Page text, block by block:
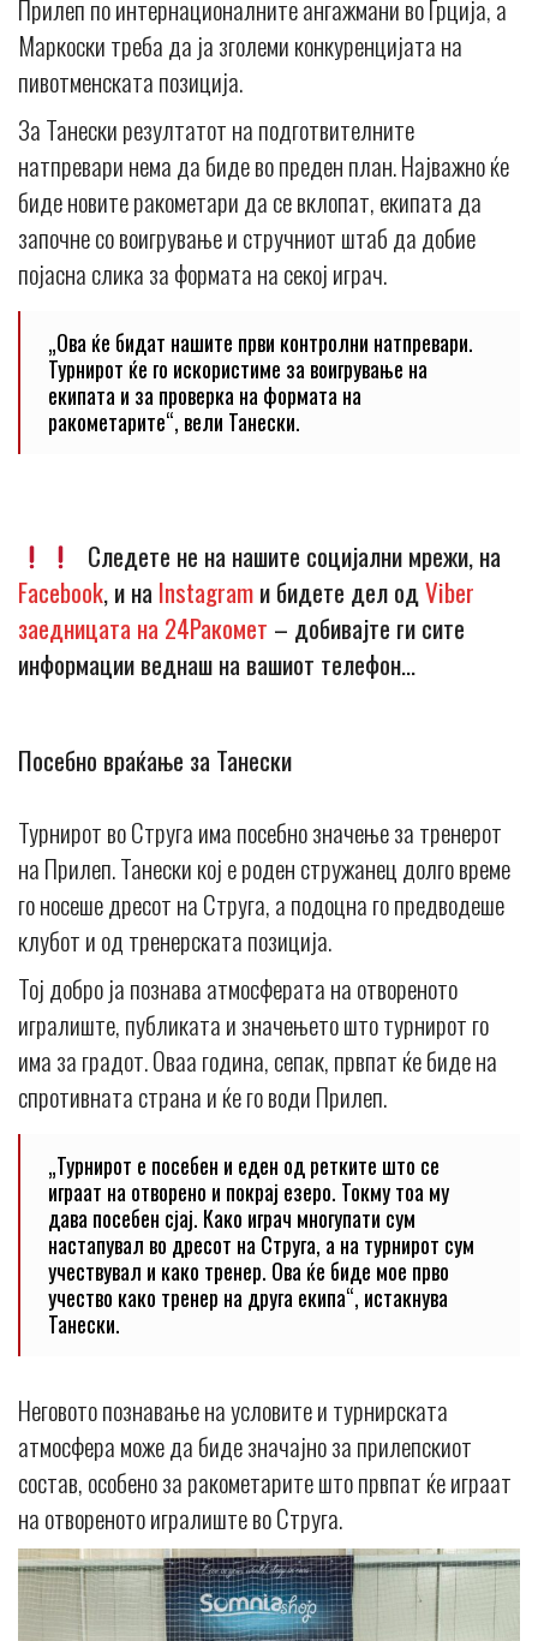
Прилеп по интернационалните ангажмани во Грција, а
Маркоски треба да ја зголеми конкуренцијата на
пивотменската позиција.
За Танески резултатот на подготвителните
натпревари нема да биде во преден план. Најважно ќе
биде новите ракометари да се вклопат, екипата да
започне со воигрување и стручниот штаб да добие
појасна слика за формата на секој играч.
„Ова ќе бидат нашите први контролни натпревари.
Турнирот ќе го искористиме за воигрување на
екипата и за проверка на формата на
ракометарите“, вели Танески.
Следете не на нашите социјални мрежи, на
Facebook, и на Instagramи бидете дел одViber
заедницата на 24Ракомет – добивајте ги сите
информации веднаш на вашиот телефон…
Посебно враќање за Танески
Турнирот во Струга има посебно значење за тренерот
на Прилеп. Танески кој е роден стружанец долго време
го носеше дресот на Струга, а подоцна го предводеше
клубот и од тренерската позиција.
Тој добро ја познава атмосферата на отвореното
игралиште, публиката и значењето што турнирот го
има за градот. Оваа година, сепак, првпат ќе биде на
спротивната страна и ќе го води Прилеп.
„Турнирот е посебен и еден од ретките што се
играат на отворено и покрај езеро. Токму тоа му
дава посебен сјај. Како играч многупати сум
настапувал во дресот на Струга, а на турнирот сум
учествувал и како тренер. Ова ќе биде мое прво
учество како тренер на друга екипа“, истакнува
Танески.
Неговото познавање на условите и турнирската
атмосфера може да биде значајно за прилепскиот
состав, особено за ракометарите што првпат ќе играат
на отвореното игралиште во Струга.